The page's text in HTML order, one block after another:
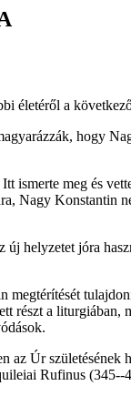
életéről a
hogy
meg és
Nagy Konstantin
helyzetet jóra
a liturgiában,
Úr
Rufinus